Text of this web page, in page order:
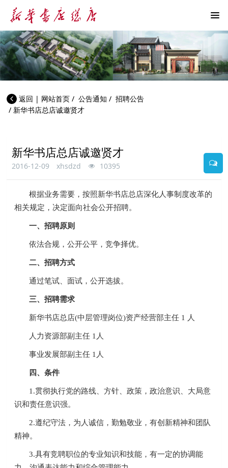
返回 | 网站首页 / 公告通知 / 招聘公告
/ 新华书店总店诚邀贤才
新华书店总店诚邀贤才
2016-12-09 xhsdzd 10395
根据业务需要，按照新华书店总店深化人事制度改革的
相关规定，决定面向社会公开招聘。
一、招聘原则
依法合规，公开公平，竞争择优。
二、招聘方式
通过笔试、面试，公开选拔。
三、招聘需求
新华书店总店(中层管理岗位)资产经营部主任 1 人
人力资源部副主任 1人
事业发展部副主任 1人
四、条件
1.贯彻执行党的路线、方针、政策，政治意识、大局意
识和责任意识强。
2.遵纪守法，为人诚信，勤勉敬业，有创新精神和团队
精神。
3.具有竞聘职位的专业知识和技能，有一定的协调能